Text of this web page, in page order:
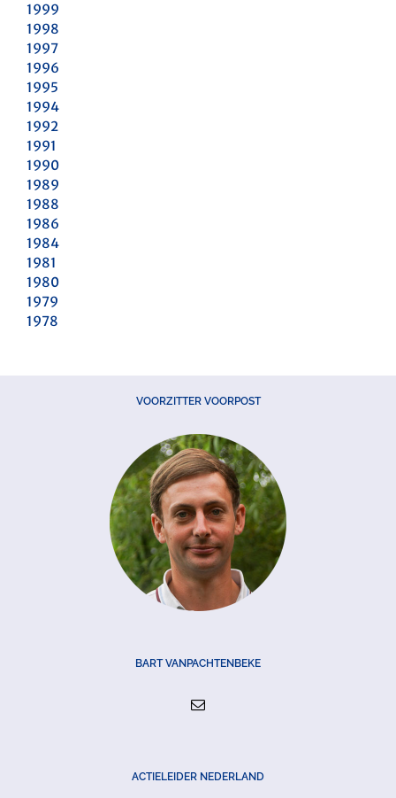
1999
1998
1997
1996
1995
1994
1992
1991
1990
1989
1988
1986
1984
1981
1980
1979
1978
VOORZITTER VOORPOST
BART VANPACHTENBEKE
ACTIELEIDER NEDERLAND